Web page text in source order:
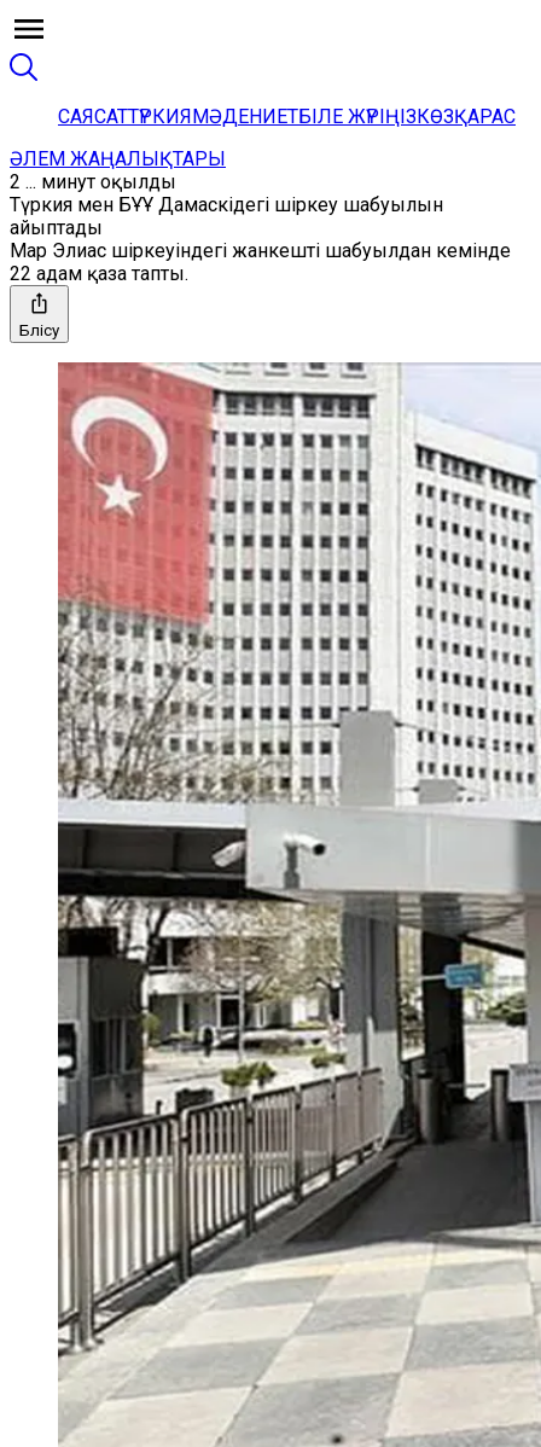
САЯСАТТҮРКИЯМӘДЕНИЕТБІЛЕ ЖҮРІҢІЗКӨЗҚАРАС
ӘЛЕМ ЖАҢАЛЫҚТАРЫ
2 ... минут оқылды
Түркия мен БҰҰ Дамаскідегі шіркеу шабуылын
айыптады
Мар Элиас шіркеуіндегі жанкешті шабуылдан кемінде
22 адам қаза тапты.
Бөлісу